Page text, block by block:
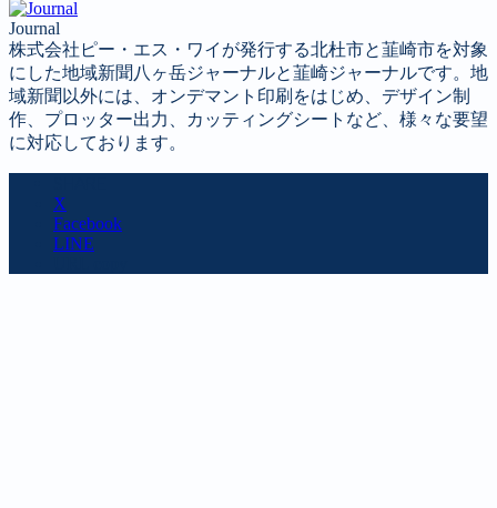
Journal
株式会社ピー・エス・ワイが発行する北杜市と韮崎市を対象
にした地域新聞八ヶ岳ジャーナルと韮崎ジャーナルです。地
域新聞以外には、オンデマント印刷をはじめ、デザイン制
作、プロッター出力、カッティングシートなど、様々な要望
に対応しております。
X
Facebook
LINE